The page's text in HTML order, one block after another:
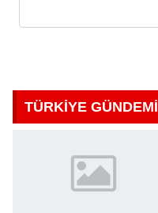
TÜRKİYE GÜNDEMİ